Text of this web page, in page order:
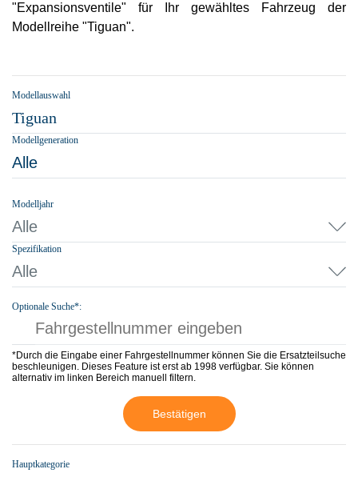
"Expansionsventile" für Ihr gewähltes Fahrzeug der
Modellreihe "Tiguan".
Modellauswahl
Tiguan
Modellgeneration
Alle
Modelljahr
Alle
Spezifikation
Alle
Optionale Suche*:
*Durch die Eingabe einer Fahrgestellnummer können Sie die Ersatzteilsuche
beschleunigen. Dieses Feature ist erst ab 1998 verfügbar. Sie können
alternativ im linken Bereich manuell filtern.
Bestätigen
Hauptkategorie